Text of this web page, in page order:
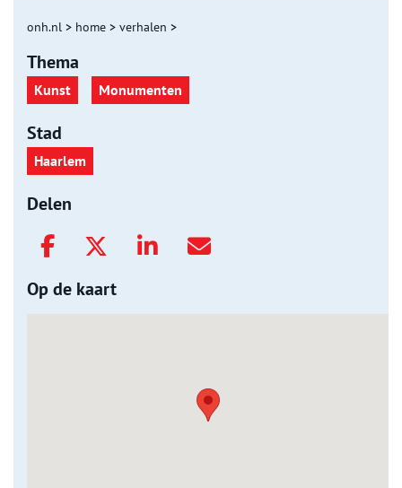
onh.nl > home > verhalen >
Thema
Kunst Monumenten
Stad
Haarlem
Delen
Op de kaart